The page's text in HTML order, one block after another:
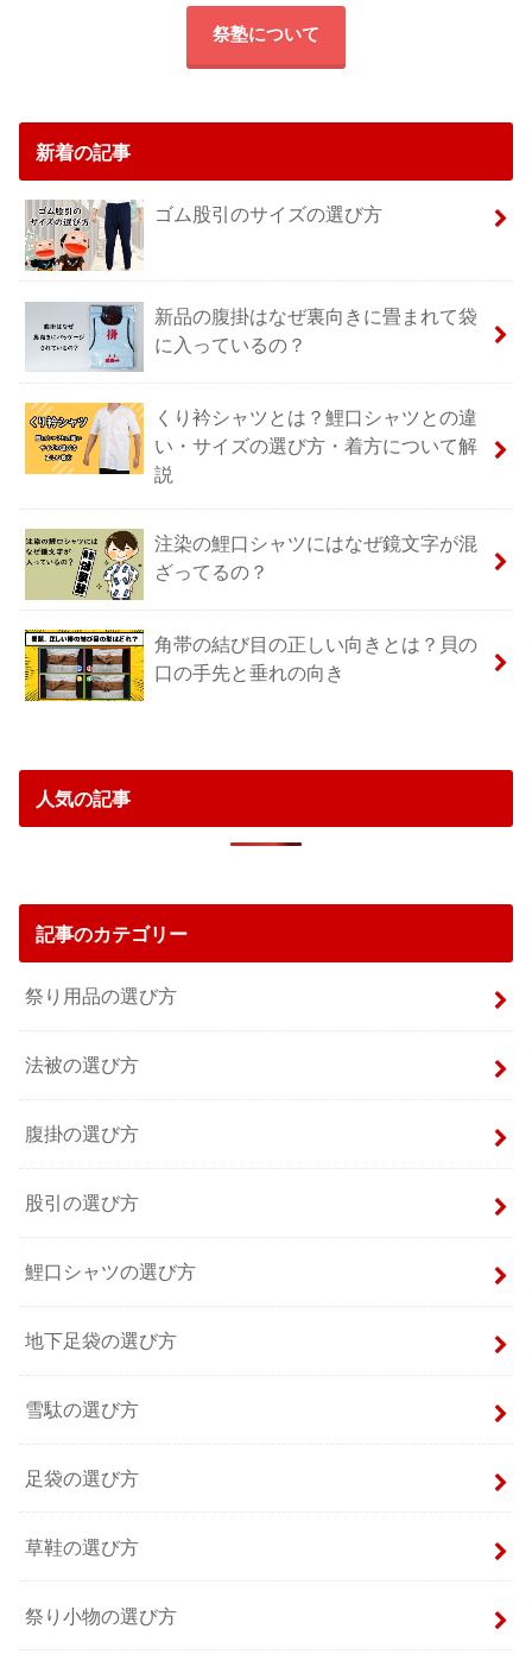
祭塾について
新着の記事
ゴム股引のサイズの選び方
新品の腹掛はなぜ裏向きに畳まれて袋
に入っているの？
くり衿シャツとは？鯉口シャツとの違
い・サイズの選び方・着方について解
説
注染の鯉口シャツにはなぜ鏡文字が混
ざってるの？
角帯の結び目の正しい向きとは？貝の
口の手先と垂れの向き
人気の記事
記事のカテゴリー
祭り用品の選び方
法被の選び方
腹掛の選び方
股引の選び方
鯉口シャツの選び方
地下足袋の選び方
雪駄の選び方
足袋の選び方
草鞋の選び方
祭り小物の選び方